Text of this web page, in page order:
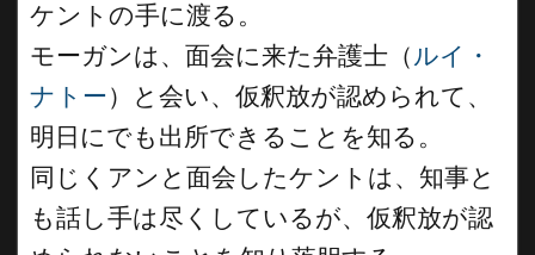
ケントの手に渡る。
モーガンは、面会に来た弁護士（ルイ・
ナトー）と会い、仮釈放が認められて、
明日にでも出所できることを知る。
同じくアンと面会したケントは、知事と
も話し手は尽くしているが、仮釈放が認